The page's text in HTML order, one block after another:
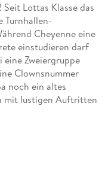
Lottas Klasse das
Turnhallen-
Cheyenne eine
einstudieren darf
Zweiergruppe
Clownsnummer
noch ein altes
mit lustigen Auftritten
erschienen: